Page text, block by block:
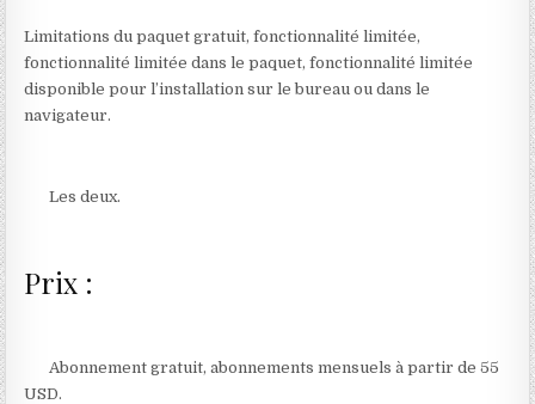
Limitations du paquet gratuit, fonctionnalité limitée,
fonctionnalité limitée dans le paquet, fonctionnalité limitée
disponible pour l’installation sur le bureau ou dans le
navigateur.
Les deux.
Prix :
Abonnement gratuit, abonnements mensuels à partir de 55
USD.